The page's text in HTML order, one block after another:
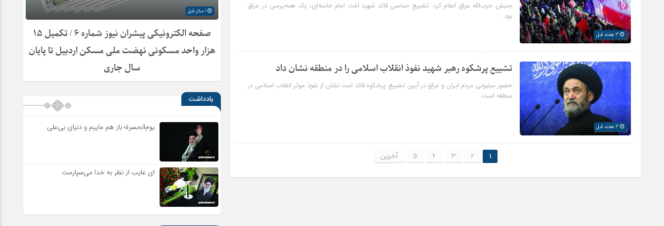
جنبش حزب‌الله عراق اعلام کرد: تشییع حماسی قائد شهید امّت امام خامنه‌ای، یک همه‌پرسی در عراق
بود.
تشییع پرشکوه رهبر شهید نفوذ انقلاب اسلامی را در منطقه نشان داد
حضور میلیونی مردم ایران و عراق در آیین تشییع پرشکوه قائد امت نشان از نفوذ موثر انقلاب اسلامی در
منطقه است.
1
2
3
4
5 آخرین
صفحه الکترونیکی پیشران نیوز شماره ۶ / تکمیل ۱۵
هزار واحد مسکونی نهضت ملی مسکن اردبیل تا پایان
سال جاری
یادداشت
یوم‌الحسرة؛ باز هم ماییم و دنیای بی‌علی
ای غایب از نظر به خدا می‌سپارمت